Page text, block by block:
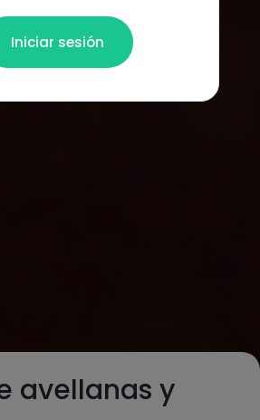
avellanas y
Iniciar sesión